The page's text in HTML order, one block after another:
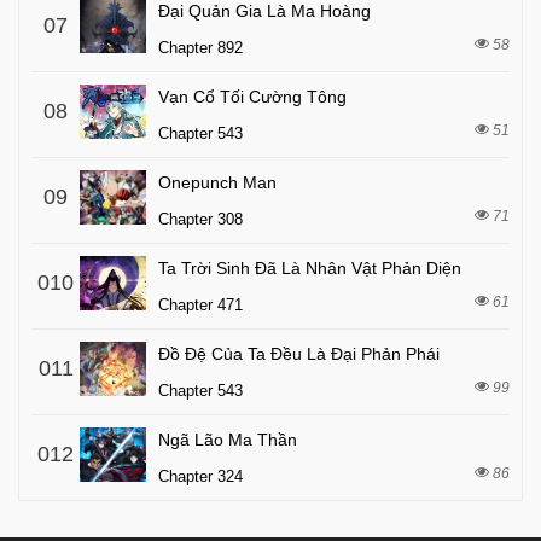
07
Đại Quản Gia Là Ma Hoàng
Chapter 892 58
08
Vạn Cổ Tối Cường Tông
Chapter 543 51
09
Onepunch Man
Chapter 308 71
010
Ta Trời Sinh Đã Là Nhân Vật Phản Diện
Chapter 471 61
011
Đồ Đệ Của Ta Đều Là Đại Phản Phái
Chapter 543 99
012
Ngã Lão Ma Thần
Chapter 324 86